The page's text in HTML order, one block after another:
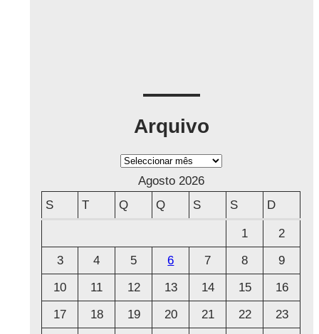
Arquivo
A
q
Agosto 2026
S
T Q Q S S D
1
2
3
4 5 6 7 8
9
10
11 12 13 14 15
16
17
18 19 20 21 22
23